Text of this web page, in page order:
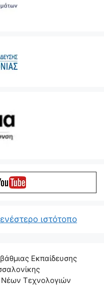
ιστότοπο
Εκπαίδευσης
Τεχνολογιών